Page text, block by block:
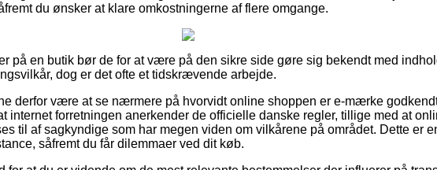
du ønsker at klare omkostningerne af flere omgange.
på en butik bør de for at være på den sikre side gøre sig bekendt med
dog er det ofte et tidskrævende arbejde.
derfor være at se nærmere på hvorvidt online shoppen er e-mærke
internet forretningen anerkender de officielle danske regler, tillige med at
til af sagkyndige som har megen viden om vilkårene på området. Dette er
såfremt du får dilemmaer ved dit køb.